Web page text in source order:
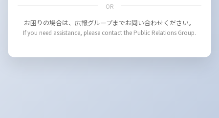
OR
お困りの場合は、広報グループまでお問い合わせください。
If you need assistance, please contact the Public Relations Group.